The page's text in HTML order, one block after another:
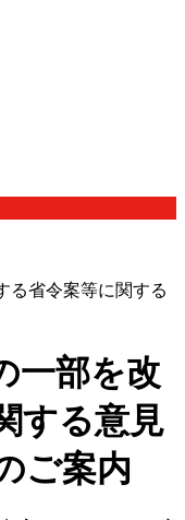
る省令案等に関する
一部を改
する意見
ご案内